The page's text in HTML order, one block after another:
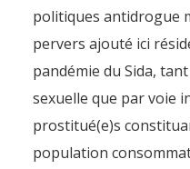
politiques antidrogue
pervers ajouté ici
pandémie du Sida,
sexuelle que par voie
prostitué(e)s
population